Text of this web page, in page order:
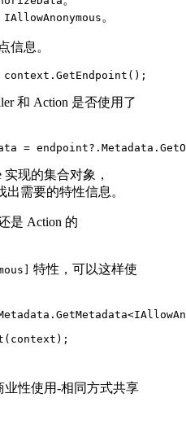
IAllowAnonymous 。
信息。
和 Action 是否使用了
=
实现的集合对象，
出需要的特性信息。
是 Action 的
特性，可以这样使
性使用-相同方式共享